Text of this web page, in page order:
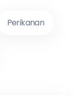
Perikanan